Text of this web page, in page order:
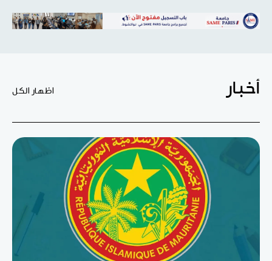
أخبار اظهار الكل